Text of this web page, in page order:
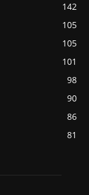
142
105
105
101
98
90
86
81